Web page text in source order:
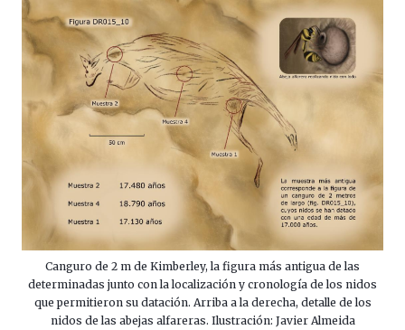
Canguro de 2 m de Kimberley, la figura más antigua de las
determinadas junto con la localización y cronología de los nidos
que permitieron su datación. Arriba a la derecha, detalle de los
nidos de las abejas alfareras. Ilustración: Javier Almeida